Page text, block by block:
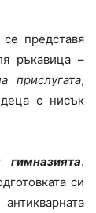
представя
ръкавица –
прислугата,
с нисък
.
си